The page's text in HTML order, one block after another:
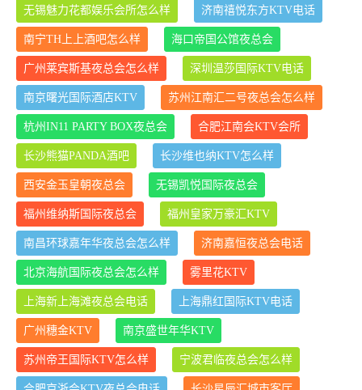
无锡魅力花都娱乐会所怎么样 济南禧悦东方KTV电话
南宁TH上上酒吧怎么样 海口帝国公馆夜总会
广州莱宾斯基夜总会怎么样 深圳温莎国际KTV电话
南京曙光国际酒店KTV 苏州江南汇二号夜总会怎么样
杭州IN11 PARTY BOX夜总会 合肥江南会KTV会所
长沙熊猫PANDA酒吧 长沙维也纳KTV怎么样
西安金玉皇朝夜总会 无锡凯悦国际夜总会
福州维纳斯国际夜总会 福州皇家万豪汇KTV
南昌环球嘉年华夜总会怎么样 济南嘉恒夜总会电话
北京海航国际夜总会怎么样 雾里花KTV
上海新上海滩夜总会电话 上海鼎红国际KTV电话
广州穗金KTV 南京盛世年华KTV
苏州帝王国际KTV怎么样 宁波君临夜总会怎么样